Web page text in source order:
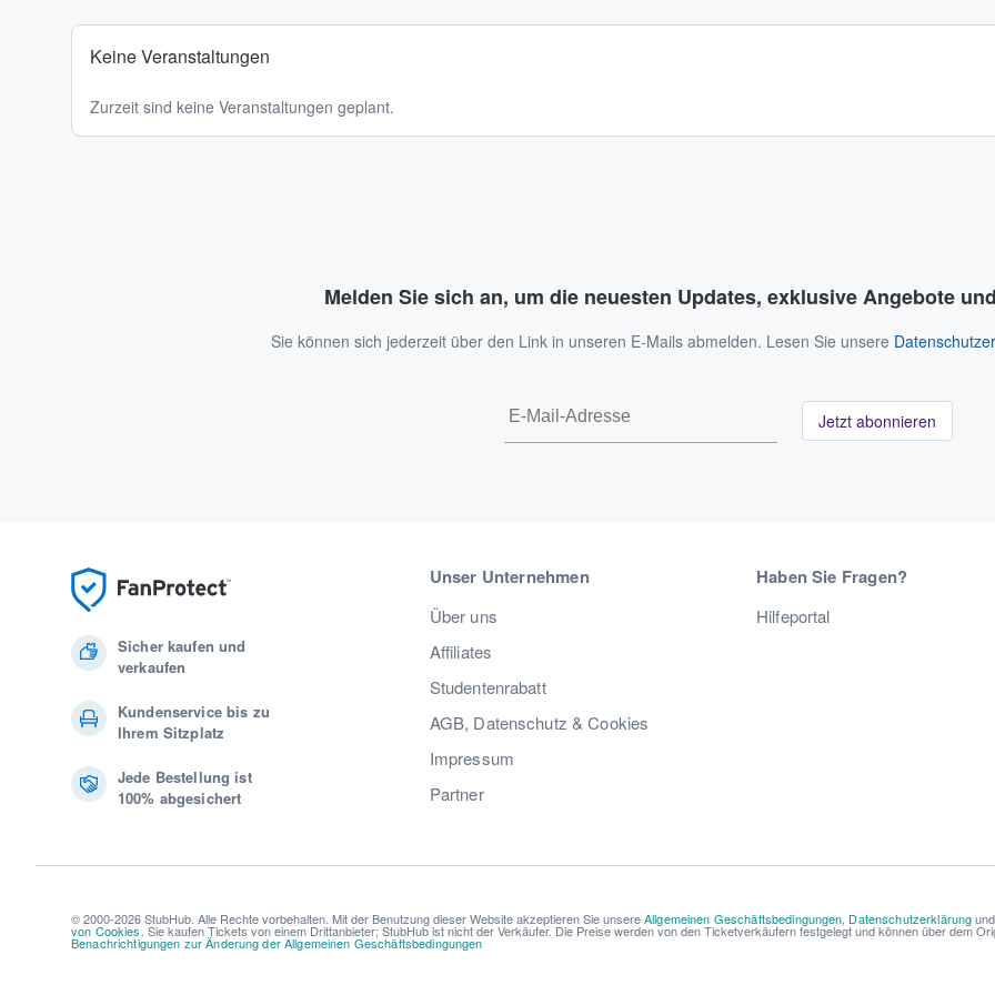
Keine Veranstaltungen
Zurzeit sind keine Veranstaltungen geplant.
Melden Sie sich an, um die neuesten Updates, exklusive Angebote
Sie können sich jederzeit über den Link in unseren E-Mails abmelden. Lesen Sie unsere
Jetzt abonnieren
Sicher kaufen und
verkaufen
Kundenservice bis zu
Ihrem Sitzplatz
Jede Bestellung ist
100% abgesichert
Unser Unternehmen
Über uns
Affiliates
Studentenrabatt
AGB, Datenschutz & Cookies
Impressum
Partner
Haben Sie Fragen?
Hilfeportal
© 2000-2026 StubHub. Alle Rechte vorbehalten. Mit der Benutzung dieser Website akzeptieren Sie unsereAllgemeinen Geschäftsbedingungen, Datenschutzerklärung
von Cookies. Sie kaufen Tickets von einem Drittanbieter; StubHub ist nicht der Verkäufer. Die Preise werden von den Ticketverkäufern festgelegt und können über dem
Benachrichtigungen zur Änderung der Allgemeinen Geschäftsbedingungen